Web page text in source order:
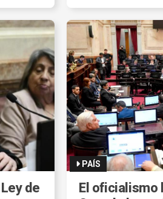
de
PAÍS
El oficialismo